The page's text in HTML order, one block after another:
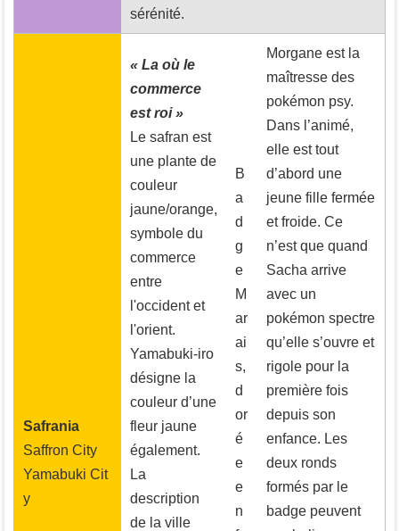
sérénité.
Safrania
Saffron City
Yamabuki Cit
y
« La où le
commerce
est roi »
Le safran est
une plante de
couleur
jaune/orange,
symbole du
commerce
entre
l'occident et
l'orient.
Yamabuki-iro
désigne la
couleur d’une
fleur jaune
également.
La
description
de la ville
B
a
d
g
e
M
ar
ai
s,
d
or
é
e
e
n
Morgane est la
maîtresse des
pokémon psy.
Dans l’animé,
elle est tout
d’abord une
jeune fille fermée
et froide. Ce
n’est que quand
Sacha arrive
avec un
pokémon spectre
qu’elle s’ouvre et
rigole pour la
première fois
depuis son
enfance. Les
deux ronds
formés par le
badge peuvent